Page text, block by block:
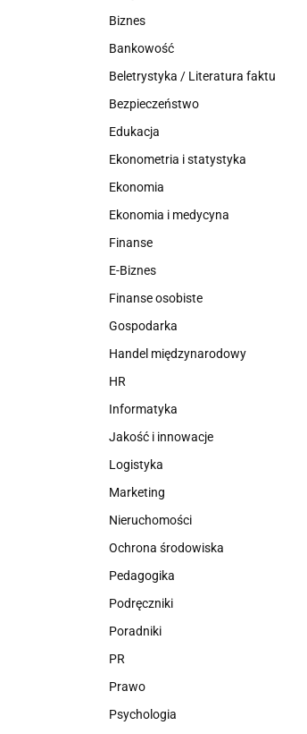
Biznes
Bankowość
Beletrystyka / Literatura faktu
Bezpieczeństwo
Edukacja
Ekonometria i statystyka
Ekonomia
Ekonomia i medycyna
Finanse
E-Biznes
Finanse osobiste
Gospodarka
Handel międzynarodowy
HR
Informatyka
Jakość i innowacje
Logistyka
Marketing
Nieruchomości
Ochrona środowiska
Pedagogika
Podręczniki
Poradniki
PR
Prawo
Psychologia